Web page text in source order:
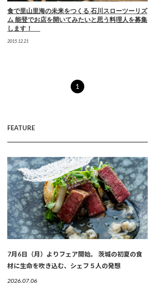
食で里山里海の未来をつくる 石川スローツーリズ
ム 能登でお店を開いてみたいと思う料理人を募集
します！
2015.12.21
1
FEATURE
7月6日（月）よりフェア開始。 茨城の初夏の食
材に生命を吹き込む、シェフ５人の発想
2026.07.06